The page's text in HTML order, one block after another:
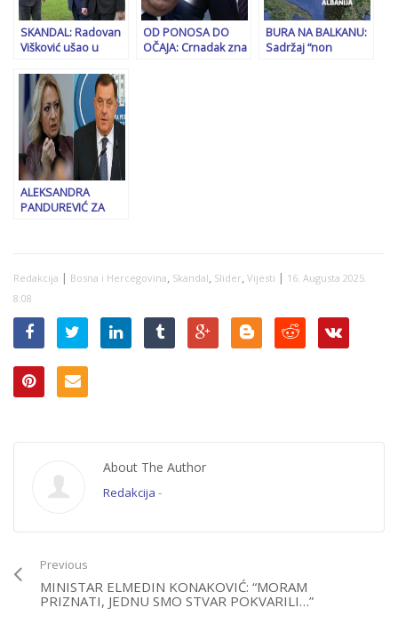
SKANDAL: Radovan
Višković ušao u
uprkos Helezovoj
naredbi da mu se
zabrani ulaz
OD PONOSA DO
OČAJA: Crnadak zna
BURA NA BALKANU:
Sadržaj “non
ALEKSANDRA
PANDUREVIĆ ZA
ZA KLEVETU: “Za sve
dokaze, Kim Jong Un
je možda veći
Dodika”
Redakcija | Bosna i Hercegovina, Skandal, Slider, Vijesti | 16. Augusta 2025.
8:08
About The Author
Redakcija -
Previous
MINISTAR ELMEDIN KONAKOVIĆ: “MORAM
PRIZNATI, JEDNU SMO STVAR POKVARILI…”